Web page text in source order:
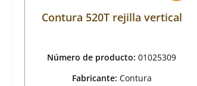
Contura 520T rejilla vertical
Número de producto: 01025309
Fabricante: Contura